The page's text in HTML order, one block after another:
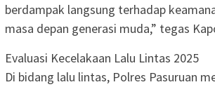
berdampak langsung terhadap
masa depan generasi muda,” tegas
Evaluasi Kecelakaan Lalu Lintas 2025
Di bidang lalu lintas, Polres Pasuruan